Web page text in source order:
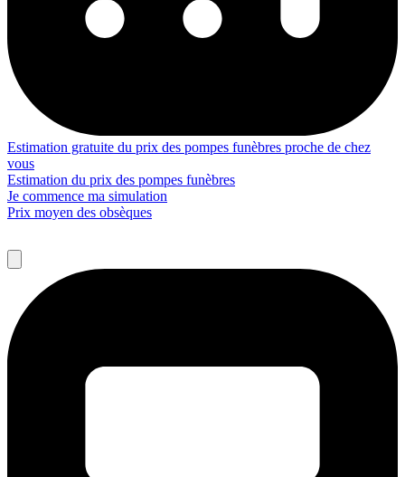
Estimation gratuite du prix des pompes funèbres proche de chez
vous
Estimation du prix des pompes funèbres
Je commence ma simulation
Prix moyen des obsèques